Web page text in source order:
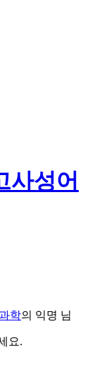
사성어
학의 익명 님
요.